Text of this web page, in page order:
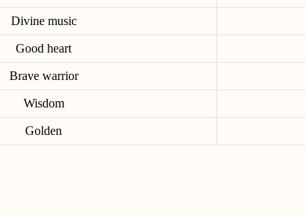
Divine music
Good heart
Brave warrior
Wisdom
Golden